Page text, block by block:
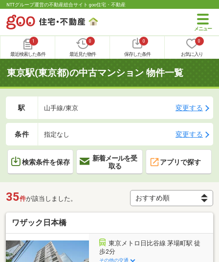
NTTグループ運営の不動産総合サイト goo住宅・不動産
1
最近検索した条件
0
最近見た物件
0
保存した条件
0
お気に入り
東京駅(東京都)の中古マンション 物件一覧
駅 山手線/東京 変更する
条件 指定なし 変更する
検索条件を保存
新着メールを受
取る
アプリで探す
35件が該当しました。
ワザック日本橋
東京メトロ日比谷線 茅場町駅 徒
歩2分
その他の交通